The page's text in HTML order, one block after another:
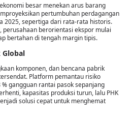
besar menekan arus barang
pertumbuhan perdagangan
2025, sepertiga dari rata-rata historis.
perusahaan berorientasi ekspor mulai
bertahan di tengah margin tipis.
Global
komponen, dan bencana pabrik
Platform pemantau risiko
gangguan rantai pasok sepanjang
kapasitas produksi turun, lalu PHK
solusi cepat untuk menghemat